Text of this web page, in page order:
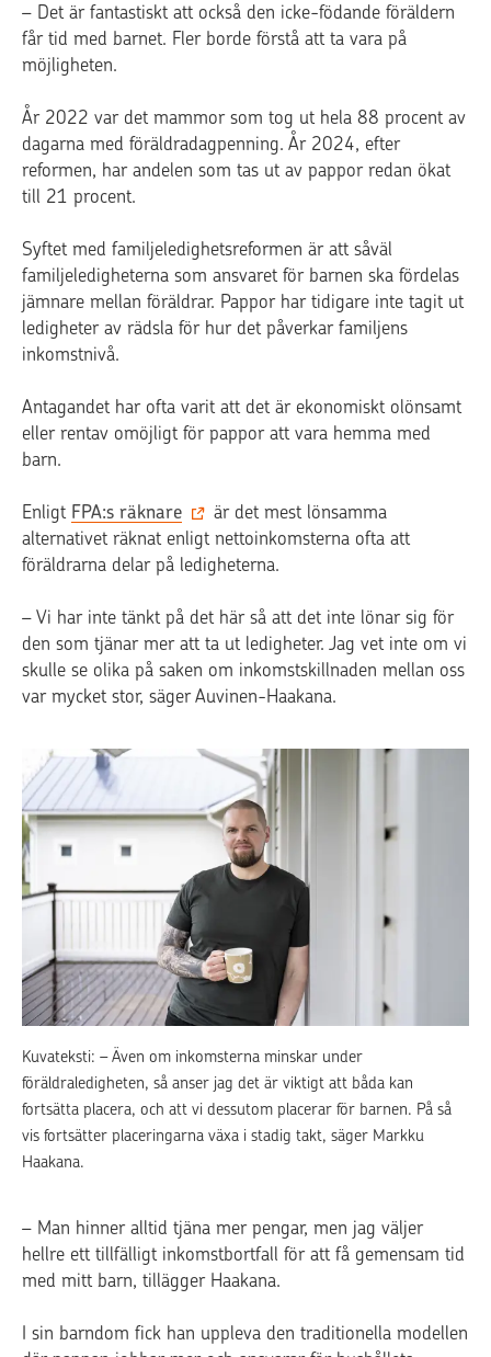
– Det är fantastiskt att också den icke-födande föräldern
får tid med barnet. Fler borde förstå att ta vara på
möjligheten.
År 2022 var det mammor som tog ut hela 88 procent av
dagarna med föräldradagpenning. År 2024, efter
reformen, har andelen som tas ut av pappor redan ökat
till 21 procent.
Syftet med familjeledighetsreformen är att såväl
familjeledigheterna som ansvaret för barnen ska fördelas
jämnare mellan föräldrar. Pappor har tidigare inte tagit ut
ledigheter av rädsla för hur det påverkar familjens
inkomstnivå.
Antagandet har ofta varit att det är ekonomiskt olönsamt
eller rentav omöjligt för pappor att vara hemma med
barn.
Enligt FPA:s räknare
är det mest lönsamma
alternativet räknat enligt nettoinkomsterna ofta att
föräldrarna delar på ledigheterna.
– Vi har inte tänkt på det här så att det inte lönar sig för
den som tjänar mer att ta ut ledigheter. Jag vet inte om vi
skulle se olika på saken om inkomstskillnaden mellan oss
var mycket stor, säger Auvinen-Haakana.
Kuvateksti: – Även om inkomsterna minskar under
föräldraledigheten, så anser jag det är viktigt att båda kan
fortsätta placera, och att vi dessutom placerar för barnen. På så
vis fortsätter placeringarna växa i stadig takt, säger Markku
Haakana.
– Man hinner alltid tjäna mer pengar, men jag väljer
hellre ett tillfälligt inkomstbortfall för att få gemensam tid
med mitt barn, tillägger Haakana.
I sin barndom fick han uppleva den traditionella modellen